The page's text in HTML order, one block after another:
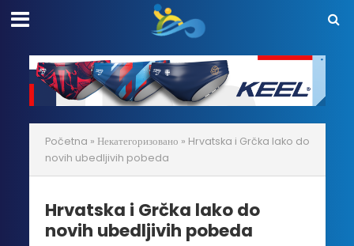
Početna » Некатегоризовано » Hrvatska i Grčka lako do
novih ubedljivih pobeda
Hrvatska i Grčka lako do
novih ubedljivih pobeda